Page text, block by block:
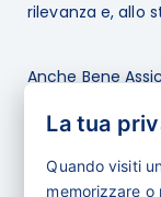
rilevanza e, allo
Anche Bene
svolge un ruolo
università
La tua
Quando visiti
memorizzare o